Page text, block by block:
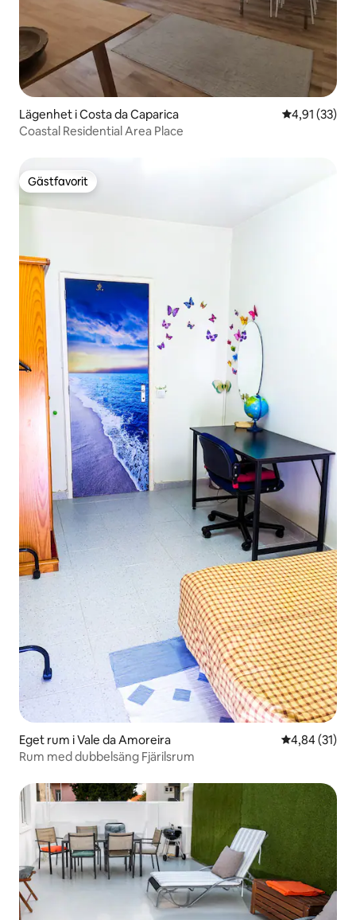
Lägenhet i Costa da Caparica 4,91 av 5 i
4,91 (33)
Coastal Residential Area Place
Gästfavorit
Gästfavorit
Eget rum i Vale da Amoreira 4,84 av 5 i
4,84 (31)
Rum med dubbelsäng Fjärilsrum